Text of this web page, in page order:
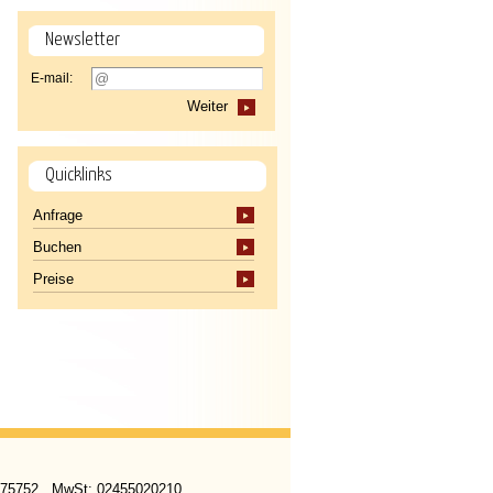
Newsletter
E-mail:
Weiter
Quicklinks
Anfrage
Buchen
Preise
. MwSt: 02455020210